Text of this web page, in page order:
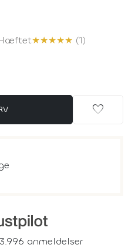
★★★★★ (1)
favorite
anmeldelser